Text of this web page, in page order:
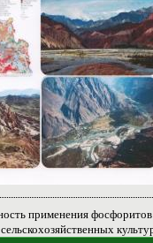
применения фосфоритов
сельскохозяйственных